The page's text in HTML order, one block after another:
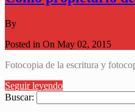
By
Posted in On May 02, 2015
Fotocopia de la escritura y
Seguir leyendo
Buscar: